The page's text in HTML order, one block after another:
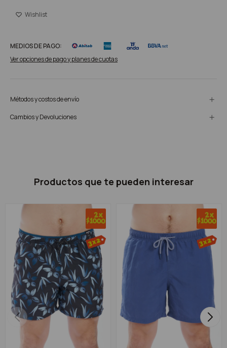
MEDIOS DE PAGO:
Ver opciones de pago y planes de cuotas
Métodos y costos de envío
Cambios y Devoluciones
Productos que te pueden interesar